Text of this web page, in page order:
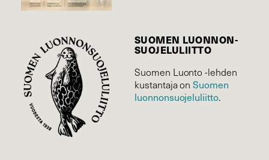
SUOMEN LUONNON­
SUOJELU­LIITTO
Suomen Luonto -lehden
kustantaja onSuomen
luonnonsuojelu­liitto.